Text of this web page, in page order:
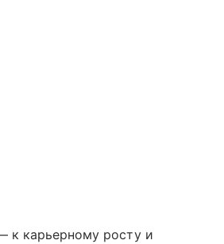
к карьерному росту и